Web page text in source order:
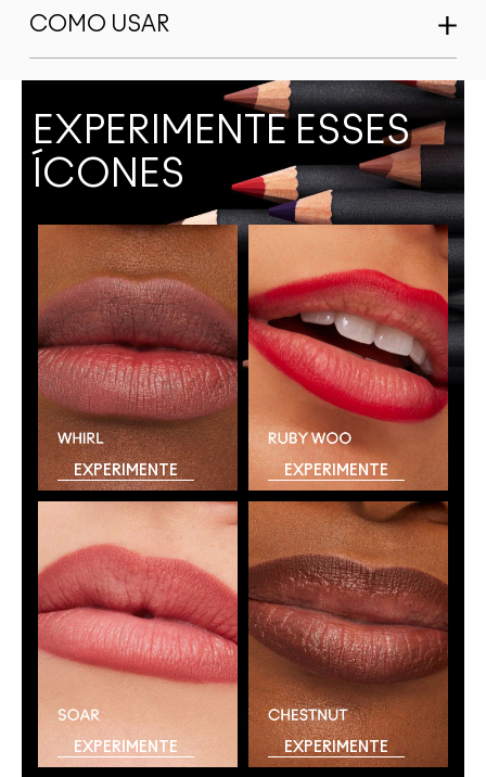
COMO USAR
EXPERIMENTE ESSES
ÍCONES
EXPERIMENTE EXPERIMENTE
EXPERIMENTE EXPERIMENTE